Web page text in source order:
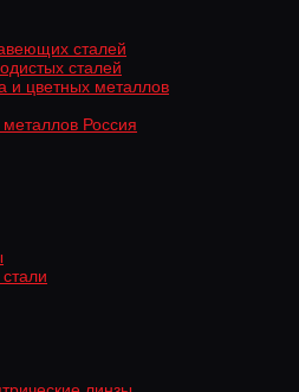
сталей
сталей
и цветных металлов
Россия